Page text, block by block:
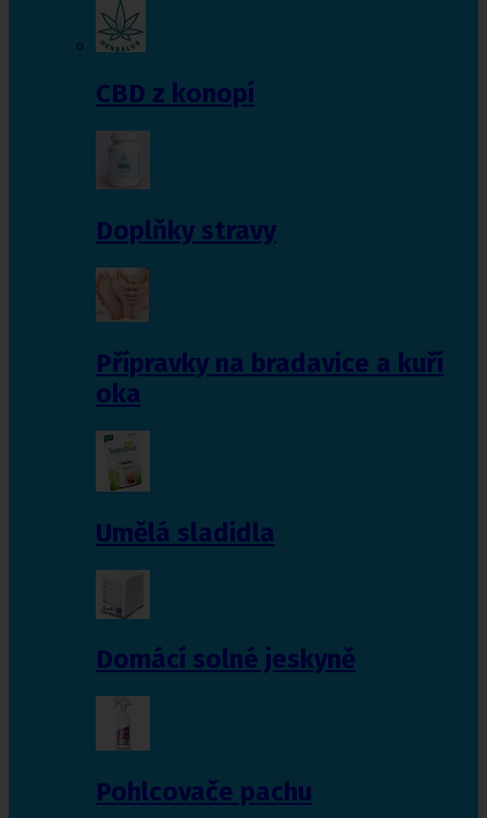
CBD z konopí
Doplňky stravy
Přípravky na bradavice a kuří
oka
Umělá sladidla
Domácí solné jeskyně
Pohlcovače pachu